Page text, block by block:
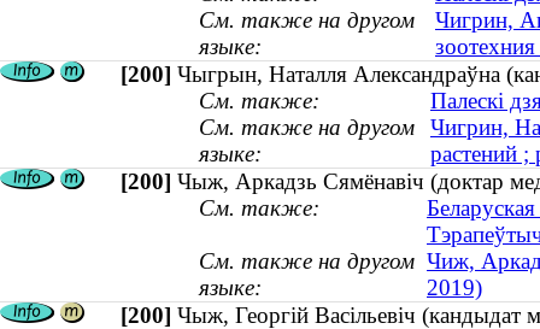
См. также на другом
языке:
Чигрин,
[200] Чыгрын, Наталля Александраўна
См. также:
Палескі
См. также на другом
языке:
Чигрин,
растений ;
[200] Чыж, Аркадзь Сямёнавіч (доктар
См. также:
См. также на другом
языке:
Чиж,
2019)
[200] Чыж, Георгій Васільевіч (кандыдат